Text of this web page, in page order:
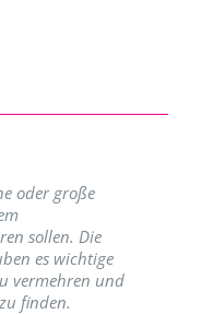
oder große
sollen. Die
es wichtige
vermehren und
finden.